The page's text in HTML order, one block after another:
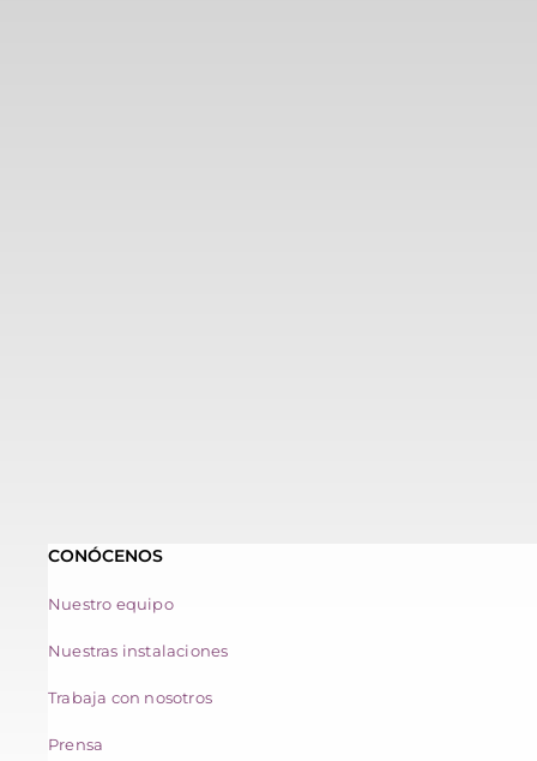
CONÓCENOS
Nuestro equipo
Nuestras instalaciones
Trabaja con nosotros
Prensa